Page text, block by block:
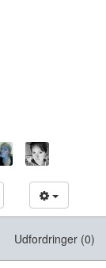
Udfordringer (0)